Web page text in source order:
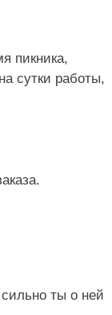
пикника,
сутки работы,
ты о ней